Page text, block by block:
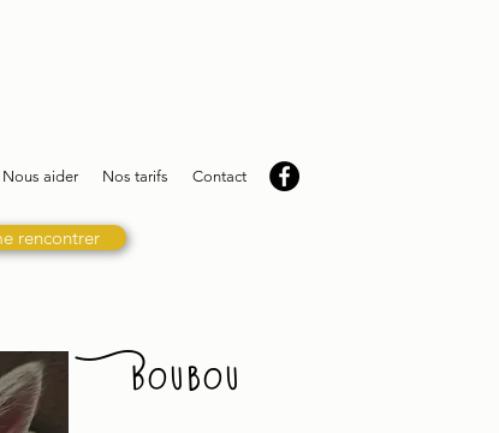
Nous aider Nos tarifs Contact
rencontrer
Boubou